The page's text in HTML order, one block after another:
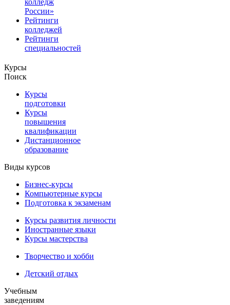
России»
Рейтинги
колледжей
Рейтинги
специальностей
Курсы
Поиск
Курсы
подготовки
Курсы
повышения
квалификации
Дистанционное
образование
Виды курсов
Бизнес-курсы
Компьютерные курсы
Подготовка к экзаменам
Курсы развития личности
Иностранные языки
Курсы мастерства
Творчество и хобби
Детский отдых
Учебным
заведениям